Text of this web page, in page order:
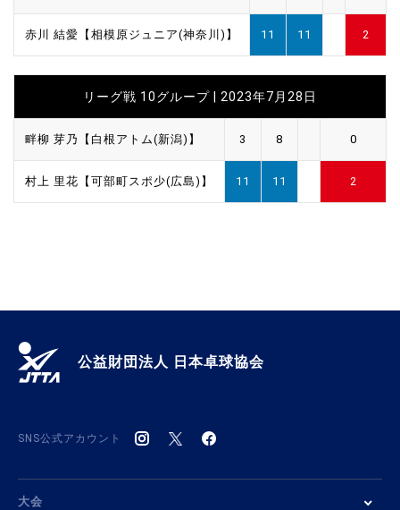
赤川 結愛【相模原ジュニア(神奈川)】 11 11 2
リーグ戦 10グループ | 2023年7月28日
畔柳 芽乃【白根アトム(新潟)】 3 8 0
村上 里花【可部町スポ少(広島)】 11 11 2
公益財団法人 日本卓球協会
SNS公式アカウント
大会